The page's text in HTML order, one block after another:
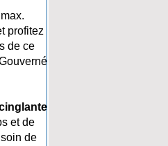
profitez
de ce
et de
de